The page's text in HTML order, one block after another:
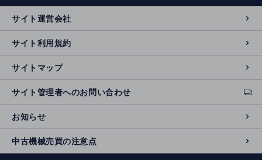
n
al
si
t
e
サイト運営会社
サイト利用規約
サイトマップ
サイト管理者へのお問い合わせ
ext
e
r
n
al
si
お知らせ
中古機械売買の注意点